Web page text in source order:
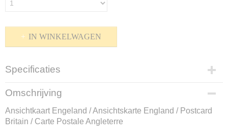
IN WINKELWAGEN
Specificaties
Productcode
K-1510-625
Bruto gewicht
10,00 g
Omschrijving
Ansichtkaart Engeland / Ansichtskarte England / Postcard
Britain / Carte Postale Angleterre